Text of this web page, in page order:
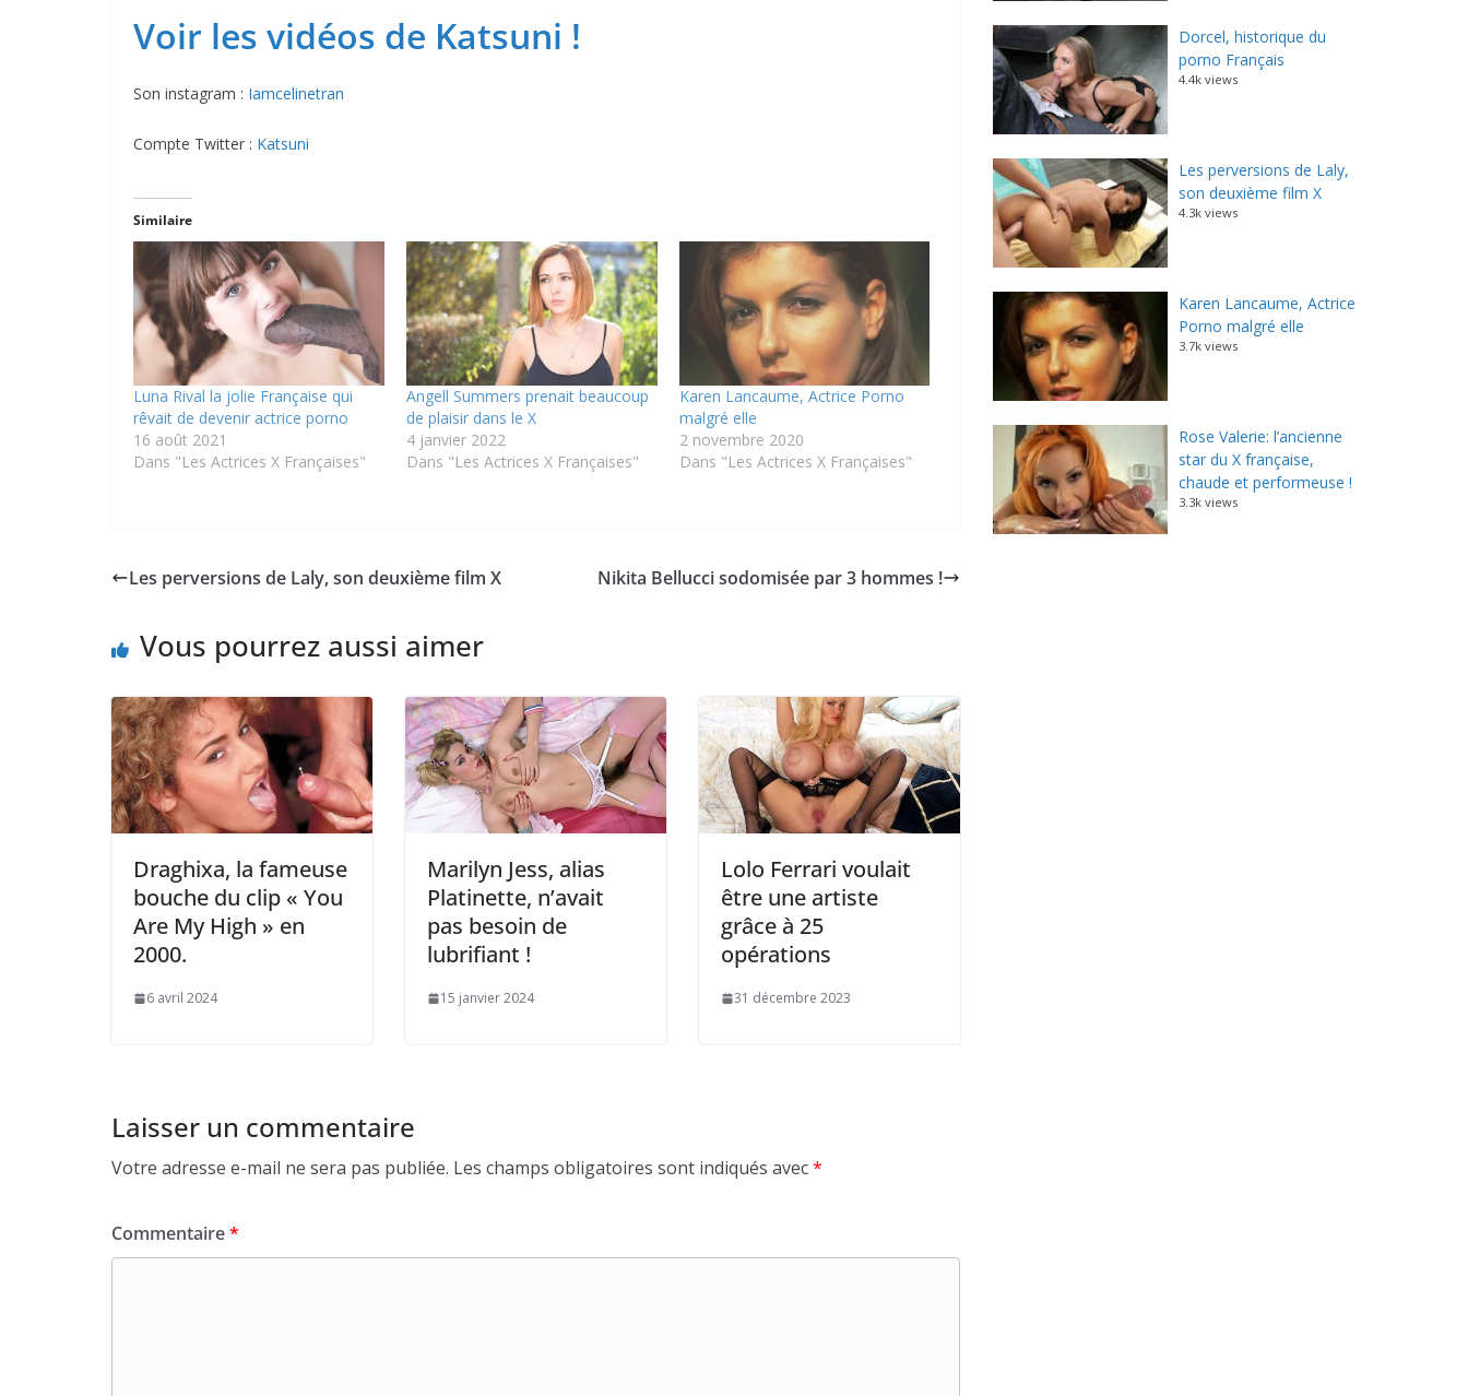
Voir les vidéos de Katsuni !
Son instagram : Iamcelinetran
Compte Twitter : Katsuni
Similaire
Luna Rival la jolie Française qui
rêvait de devenir actrice porno
16 août 2021
Dans "Les Actrices X Françaises"
Angell Summers prenait beaucoup
de plaisir dans le X
4 janvier 2022
Dans "Les Actrices X Françaises"
Karen Lancaume, Actrice Porno
malgré elle
2 novembre 2020
Dans "Les Actrices X Françaises"
Les perversions de Laly, son deuxième film X Nikita Bellucci sodomisée par 3 hommes !
Vous pourrez aussi aimer
Draghixa, la fameuse
bouche du clip « You
Are My High » en
2000.
6 avril 2024
Marilyn Jess, alias
Platinette, n’avait
pas besoin de
lubrifiant !
15 janvier 2024
Lolo Ferrari voulait
être une artiste
grâce à 25
opérations
31 décembre 2023
Laisser un commentaire
Votre adresse e-mail ne sera pas publiée. Les champs obligatoires sont indiqués avec*
Commentaire*
Dorcel, historique du
porno Français
4.4k views
Les perversions de Laly,
son deuxième film X
4.3k views
Karen Lancaume, Actrice
Porno malgré elle
3.7k views
Rose Valerie: l’ancienne
star du X française,
chaude et performeuse !
3.3k views